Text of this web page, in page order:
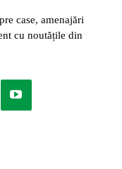
case, amenajări
cu noutățile din